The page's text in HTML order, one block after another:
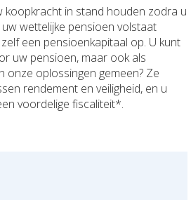
koopkracht in stand houden zodra u
wettelijke pensioen volstaat
een pensioenkapitaal op. U kunt
uw pensioen, maar ook als
onze oplossingen gemeen? Ze
rendement en veiligheid, en u
voordelige fiscaliteit*.